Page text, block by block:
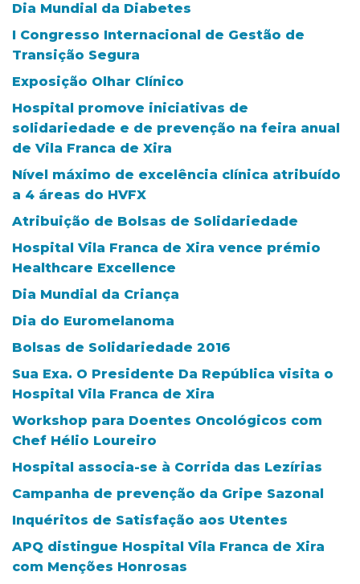
Dia Mundial da Diabetes
I Congresso Internacional de Gestão de
Transição Segura
Exposição Olhar Clínico
Hospital promove iniciativas de
solidariedade e de prevenção na feira anual
de Vila Franca de Xira
Nível máximo de excelência clínica atribuído
a 4 áreas do HVFX
Atribuição de Bolsas de Solidariedade
Hospital Vila Franca de Xira vence prémio
Healthcare Excellence
Dia Mundial da Criança
Dia do Euromelanoma
Bolsas de Solidariedade 2016
Sua Exa. O Presidente Da República visita o
Hospital Vila Franca de Xira
Workshop para Doentes Oncológicos com
Chef Hélio Loureiro
Hospital associa-se à Corrida das Lezírias
Campanha de prevenção da Gripe Sazonal
Inquéritos de Satisfação aos Utentes
APQ distingue Hospital Vila Franca de Xira
com Menções Honrosas